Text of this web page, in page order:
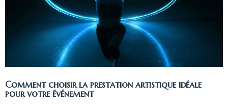
Comment choisir la prestation artistique idéale
pour votre événement